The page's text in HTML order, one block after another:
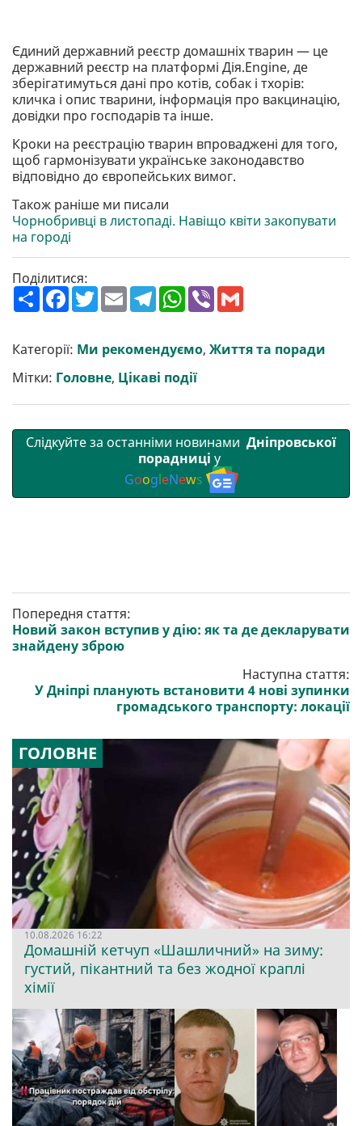
Єдиний державний реєстр домашніх тварин — це
державний реєстр на платформі Дія.Engine, де
зберігатимуться дані про котів, собак і тхорів:
кличка і опис тварини, інформація про вакцинацію,
довідки про господарів та інше.
Кроки на реєстрацію тварин впроваджені для того,
щоб гармонізувати українське законодавство
відповідно до європейських вимог.
Також раніше ми писали
Чорнобривці в листопаді. Навіщо квіти закопувати
на городі
Поділитися:
П
о
р
и
т
и
F
a
b
o
o
k
T
w
e
r
E
m
l
T
e
g
r
a
m
W
h
s
A
p
p
V
r l
Категорії: Ми рекомендуємо, Життя та поради
Мітки: Головне, Цікаві події
Слідкуйте за останніми новинами Дніпровської
порадниці у
GoogleNews
Попередня стаття:
Новий закон вступив у дію: як та де декларувати
знайдену зброю
Наступна стаття:
У Дніпрі планують встановити 4 нові зупинки
громадського транспорту: локації
ГОЛОВНЕ
10.08.2026 16:22
Домашній кетчуп «Шашличний» на зиму:
густий, пікантний та без жодної краплі
хімії